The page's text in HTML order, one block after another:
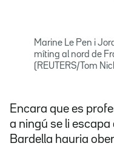
Marine Le Pen i
míting al nord de
(REUTERS/Tom
Encara que es
a ningú se li
Bardella hauria